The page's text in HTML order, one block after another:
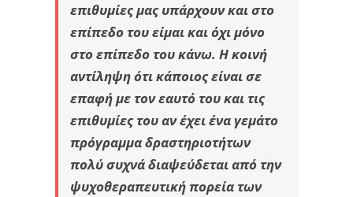
επιθυμίες μας υπάρχουν και στο
επίπεδο του είμαι και όχι μόνο
στο επίπεδο του κάνω. Η κοινή
αντίληψη ότι κάποιος είναι σε
επαφή με τον εαυτό του και τις
επιθυμίες του αν έχει ένα γεμάτο
πρόγραμμα δραστηριοτήτων
πολύ συχνά διαψεύδεται από την
ψυχοθεραπευτική πορεία των